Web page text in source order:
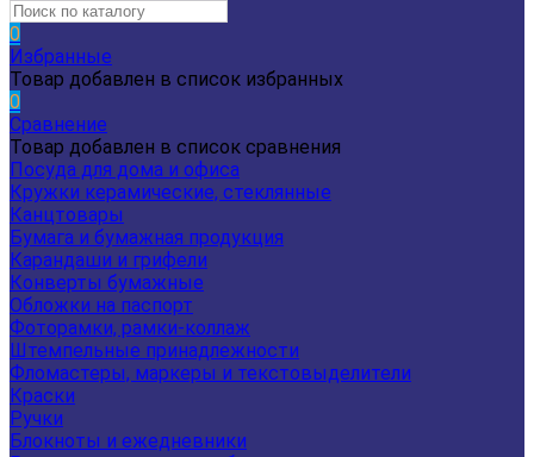
0
Избранные
Товар добавлен в список избранных
0
Сравнение
Товар добавлен в список сравнения
Посуда для дома и офиса
Кружки керамические, стеклянные
Канцтовары
Бумага и бумажная продукция
Карандаши и грифели
Конверты бумажные
Обложки на паспорт
Фоторамки, рамки-коллаж
Штемпельные принадлежности
Фломастеры, маркеры и текстовыделители
Краски
Ручки
Блокноты и ежедневники